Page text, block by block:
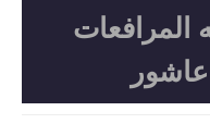
المرافعات